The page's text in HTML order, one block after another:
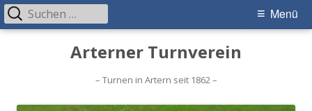
Arterner Turnverein
– Turnen in Artern seit 1862 –
Primäres
Menü
Suchen
nach: